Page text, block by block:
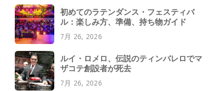
初めてのラテンダンス・フェスティバ
ル：楽しみ方、準備、持ち物ガイド
7月 26, 2026
ルイ・ロメロ、伝説のティンバレロでマ
ザコテ創設者が死去
7月 26, 2026